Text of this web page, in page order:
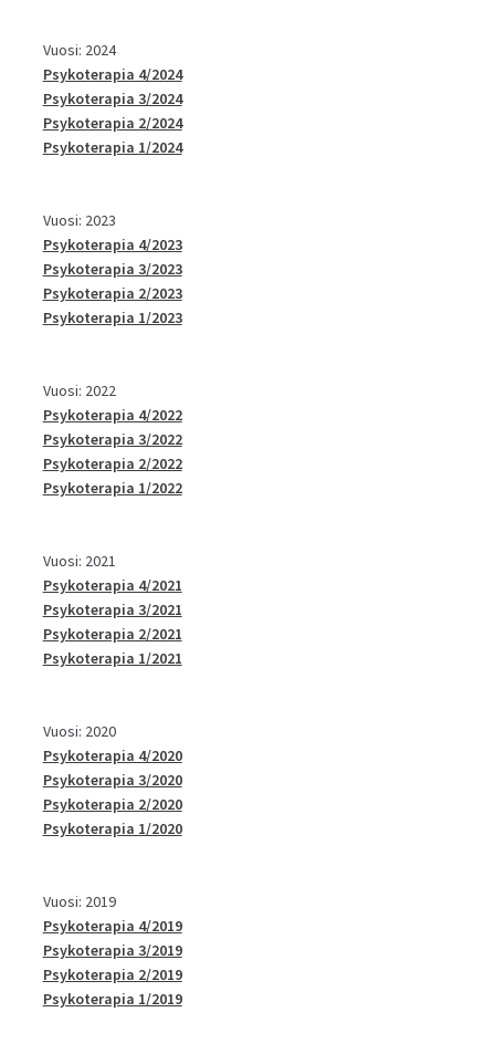
Vuosi: 2024
Psykoterapia 4/2024
Psykoterapia 3/2024
Psykoterapia 2/2024
Psykoterapia 1/2024
Vuosi: 2023
Psykoterapia 4/2023
Psykoterapia 3/2023
Psykoterapia 2/2023
Psykoterapia 1/2023
Vuosi: 2022
Psykoterapia 4/2022
Psykoterapia 3/2022
Psykoterapia 2/2022
Psykoterapia 1/2022
Vuosi: 2021
Psykoterapia 4/2021
Psykoterapia 3/2021
Psykoterapia 2/2021
Psykoterapia 1/2021
Vuosi: 2020
Psykoterapia 4/2020
Psykoterapia 3/2020
Psykoterapia 2/2020
Psykoterapia 1/2020
Vuosi: 2019
Psykoterapia 4/2019
Psykoterapia 3/2019
Psykoterapia 2/2019
Psykoterapia 1/2019